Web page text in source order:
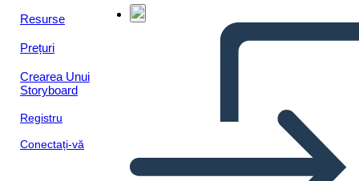
Resurse
Prețuri
Crearea Unui
Storyboard
Registru
Conectați-vă